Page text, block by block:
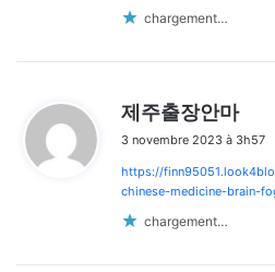
chargement…
제주출장안마
t
:
3 novembre 2023 à 3h57
https://
chinese-medicine-brain-
chargement…